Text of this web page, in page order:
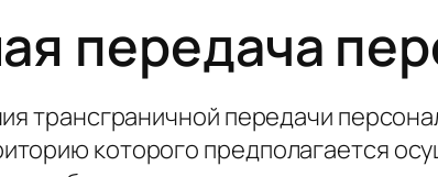
передача
трансграничной передачи
которого предполагается